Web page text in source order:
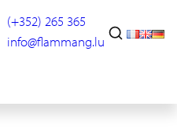
(+352) 265 365
info@flammang.lu